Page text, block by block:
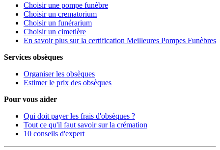
Choisir une pompe funèbre
Choisir un crematorium
Choisir un funérarium
Choisir un cimetière
En savoir plus sur la certification Meilleures Pompes Funèbres
Services obsèques
Organiser les obsèques
Estimer le prix des obsèques
Pour vous aider
Qui doit payer les frais d'obsèques ?
Tout ce qu'il faut savoir sur la crémation
10 conseils d'expert